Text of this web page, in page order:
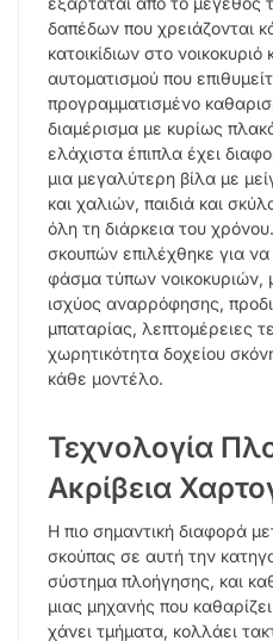
δαπέδων που χρειάζονται
κατοικίδιων στο νοικοκυριό
αυτοματισμού που
προγραμματισμένο
διαμέρισμα με κυρίως
ελάχιστα έπιπλα έχει
μια μεγαλύτερη βίλα με
και χαλιών, παιδιά και
όλη τη διάρκεια του
σκουπών επιλέχθηκε για
φάσμα τύπων νοικοκυριών,
ισχύος αναρρόφησης,
μπαταρίας, λεπτομέρειες
χωρητικότητα δοχείου
κάθε μοντέλο.
Τεχνολογία
Ακρίβεια
Η πιο σημαντική διαφορά
σκούπας σε αυτή την
σύστημα πλοήγησης, και
μιας μηχανής που
χάνει τμήματα, κολλάει